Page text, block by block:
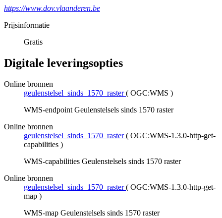
https://www.dov.vlaanderen.be
Prijsinformatie
Gratis
Digitale leveringsopties
Online bronnen
geulenstelsel_sinds_1570_raster ( OGC:WMS )
WMS-endpoint Geulenstelsels sinds 1570 raster
Online bronnen
geulenstelsel_sinds_1570_raster ( OGC:WMS-1.3.0-http-get-
capabilities )
WMS-capabilities Geulenstelsels sinds 1570 raster
Online bronnen
geulenstelsel_sinds_1570_raster ( OGC:WMS-1.3.0-http-get-
map )
WMS-map Geulenstelsels sinds 1570 raster